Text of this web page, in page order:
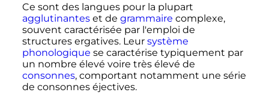
Ce sont des langues pour la plupart
agglutinanteset de grammaire complexe,
souvent caractérisée par l'emploi de
structures ergatives. Leur système
phonologique se caractérise typiquement par
un nombre élevé voire très élevé de
consonnes, comportant notamment une série
de consonnes éjectives.